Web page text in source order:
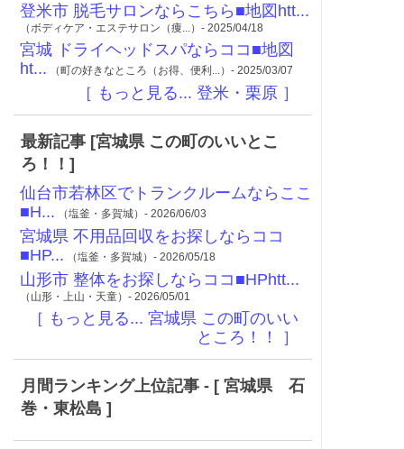
登米市 脱毛サロンならこちら■地図htt...
（ボディケア・エステサロン（痩...）- 2025/04/18
宮城 ドライヘッドスパならココ■地図
ht... （町の好きなところ（お得、便利...）- 2025/03/07
［ もっと見る... 登米・栗原 ］
最新記事 [宮城県 この町のいいとこ
ろ！！]
仙台市若林区でトランクルームならここ
■H... （塩釜・多賀城）- 2026/06/03
宮城県 不用品回収をお探しならココ
■HP... （塩釜・多賀城）- 2026/05/18
山形市 整体をお探しならココ■HPhtt...
（山形・上山・天童）- 2026/05/01
［ もっと見る... 宮城県 この町のいい
ところ！！ ］
月間ランキング上位記事 - [ 宮城県 石
巻・東松島 ]